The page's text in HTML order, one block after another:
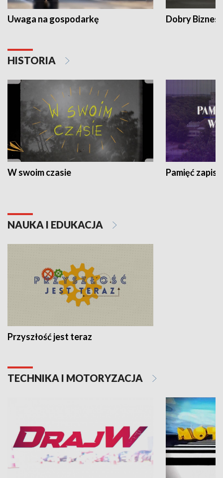
Uwaga na gospodarkę Dobry Biznes
HISTORIA
W swoim czasie Pamięć
NAUKA I EDUKACJA
Przyszłość jest teraz
TECHNIKA I MOTORYZACJA